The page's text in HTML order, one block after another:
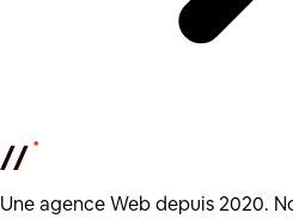
Une agence Web depuis 2020.